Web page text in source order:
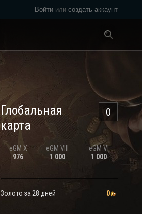
Войти или создать аккаунт
0
Глобальная
карта
eGM X
976
eGM VIII
1 000
eGM VI
1 000
Золото за 28 дней 0